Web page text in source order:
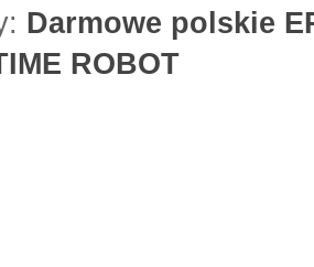
Darmowe polskie
ROBOT